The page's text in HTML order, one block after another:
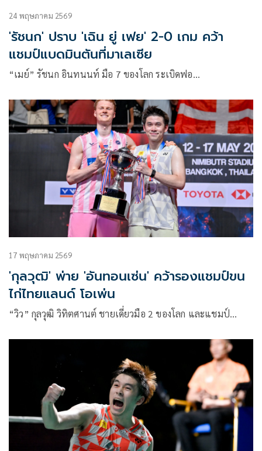
24 พฤษภาคม 2569
'รัชนก' ปราบ 'เฉิน ยู่ เฟย' 2-0 เกม คว้า
แชมป์แบดมินตันที่มาเลเซีย
“เมย์” รัชนก อินทนนท์ มือ 7 ของโลก ระเบิดฟอ…
17 พฤษภาคม 2569
'กุลวุฒิ' พ่าย 'อันทอนเซ่น' คว้ารองแชมป์ขน
ไก่ไทยแลนด์ โอเพ่น
“วิว” กุลวุฒิ วิทิตศานต์ ชายเดี่ยวมือ 2 ของโลก และแชมป์…